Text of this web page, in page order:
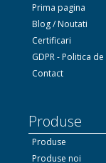
Prima pagina
Blog / Noutati
Certificari
GDPR - Politica
Contact
Produse
Produse
Produse noi